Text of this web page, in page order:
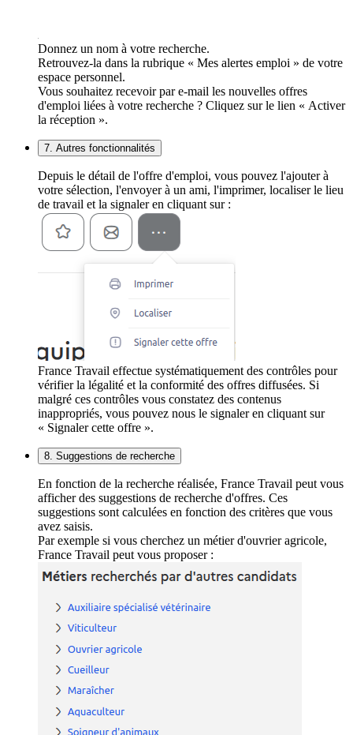
Donnez un nom à votre recherche.
Retrouvez-la dans la rubrique « Mes alertes emploi » de votre
espace personnel.
Vous souhaitez recevoir par e-mail les nouvelles offres
d'emploi liées à votre recherche ? Cliquez sur le lien « Activer
la réception ».
7. Autres fonctionnalités
Depuis le détail de l'offre d'emploi, vous pouvez l'ajouter à
votre sélection, l'envoyer à un ami, l'imprimer, localiser le lieu
de travail et la signaler en cliquant sur :
France Travail effectue systématiquement des contrôles pour
vérifier la légalité et la conformité des offres diffusées. Si
malgré ces contrôles vous constatez des contenus
inappropriés, vous pouvez nous le signaler en cliquant sur
« Signaler cette offre ».
8. Suggestions de recherche
En fonction de la recherche réalisée, France Travail peut vous
afficher des suggestions de recherche d'offres. Ces
suggestions sont calculées en fonction des critères que vous
avez saisis.
Par exemple si vous cherchez un métier d'ouvrier agricole,
France Travail peut vous proposer :